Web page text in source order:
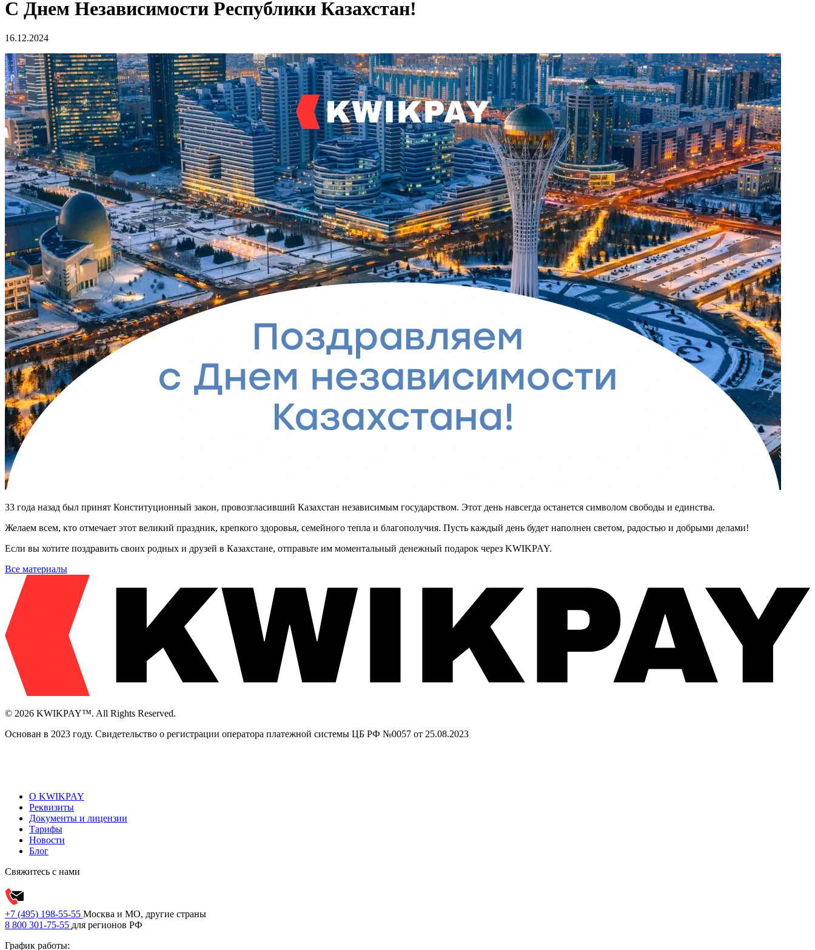
С Днем Независимости Республики Казахстан!
16.12.2024
33 года назад был принят Конституционный закон, провозгласивший Казахстан независимым государством. Этот день навсегда останется символом свободы и единства.
Желаем всем, кто отмечает этот великий праздник, крепкого здоровья, семейного тепла и благополучия. Пусть каждый день будет наполнен светом, радостью и добрыми делами!
Если вы хотите поздравить своих родных и друзей в Казахстане, отправьте им моментальный денежный подарок через KWIKPAY.
Все материалы
© 2026 KWIKPAY™. All Rights Reserved.
Основан в 2023 году. Свидетельство о регистрации оператора платежной системы ЦБ РФ №0057 от 25.08.2023
О KWIKPAY
Реквизиты
Документы и лицензии
Тарифы
Новости
Блог
Свяжитесь с нами
+7 (495) 198-55-55 Москва и МО, другие страны
8 800 301-75-55 для регионов РФ
График работы: